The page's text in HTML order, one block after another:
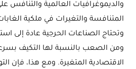
والديموغرافيات العالمية والتنافس
المتنافسة والتغيرات في ملكية
وتحتاج الصناعات الحرجية عادة إلى
ومن الصعب بالنسبة لها التكيف
الاقتصادية المتغيرة. ومع هذا، فإن